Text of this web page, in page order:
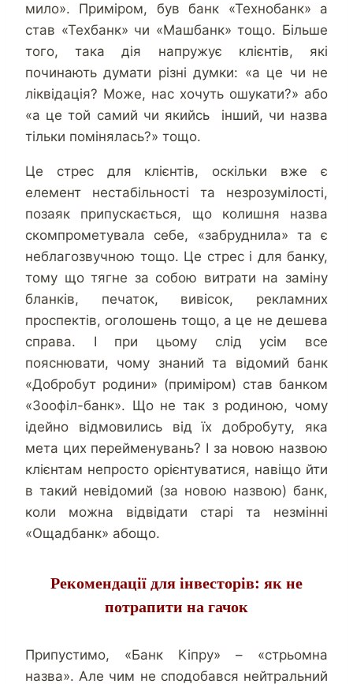
мило». Приміром, був банк «Технобанк» а
став «Техбанк» чи «Машбанк» тощо. Більше
того, така дія напружує клієнтів, які
починають думати різні думки: «а це чи не
ліквідація? Може, нас хочуть ошукати?» або
«а це той самий чи якийсь інший, чи назва
тільки помінялась?» тощо.
Це стрес для клієнтів, оскільки вже є
елемент нестабільності та незрозумілості,
позаяк припускається, що колишня назва
скомпрометувала себе, «забруднила» та є
неблагозвучною тощо. Це стрес і для банку,
тому що тягне за собою витрати на заміну
бланків, печаток, вивісок, рекламних
проспектів, оголошень тощо, а це не дешева
справа. І при цьому слід усім все
пояснювати, чому знаний та відомий банк
«Добробут родини» (приміром) став банком
«Зоофіл-банк». Що не так з родиною, чому
ідейно відмовились від їх добробуту, яка
мета цих перейменувань? І за новою назвою
клієнтам непросто орієнтуватися, навіщо йти
в такий невідомий (за новою назвою) банк,
коли можна відвідати старі та незмінні
«Ощадбанк» абощо.
Рекомендації для інвесторів: як не
потрапити на гачок
Припустимо, «Банк Кіпру» – «стрьомна
назва». Але чим не сподобався нейтральний